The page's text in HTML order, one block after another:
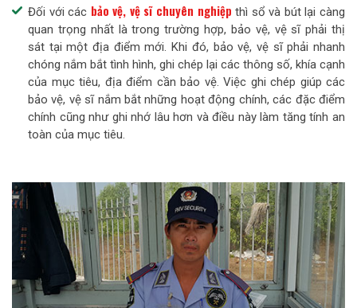
Đối với các bảo vệ, vệ sĩ chuyên nghiệp thì sổ và bút lại càng
quan trọng nhất là trong trường hợp, bảo vệ, vệ sĩ phải thị
sát tại một địa điểm mới. Khi đó, bảo vệ, vệ sĩ phải nhanh
chóng nắm bắt tình hình, ghi chép lại các thông số, khía cạnh
của mục tiêu, địa điểm cần bảo vệ. Việc ghi chép giúp các
bảo vệ, vệ sĩ nắm bắt những hoạt động chính, các đặc điểm
chính cũng như ghi nhớ lâu hơn và điều này làm tăng tính an
toàn của mục tiêu.